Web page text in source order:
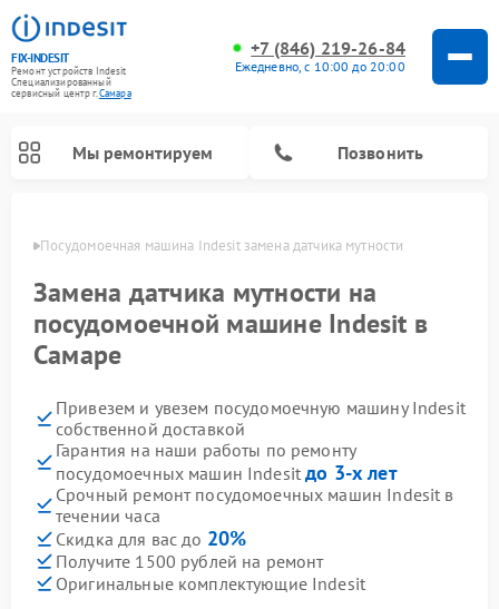
FIX-INDESIT
Ремонт устройств Indesit
Специализированный
cервисный центр г.Самара
+7 (846) 219-26-84
Ежедневно, с 10:00 до 20:00
Мы ремонтируем Позвонить
Посудомоечная машина Indesit замена датчика мутности
Замена датчика мутности на
посудомоечной машине Indesit в
Самаре
Привезем и увезем посудомоечную машину Indesit
собственной доставкой
Гарантия на наши работы по ремонту
посудомоечных машин Indesitдо 3-х лет
Срочный ремонт посудомоечных машин Indesit в
течении часа
Скидка для вас до 20%
Получите 1500 рублей на ремонт
Оригинальные комплектующие Indesit